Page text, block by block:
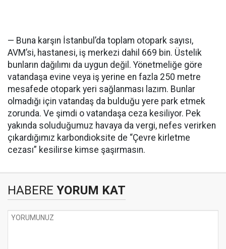
— Buna karşın İstanbul’da toplam otopark sayısı,
AVM’si, hastanesi, iş merkezi dahil 669 bin. Üstelik
bunların dağılımı da uygun değil. Yönetmeliğe göre
vatandaşa evine veya iş yerine en fazla 250 metre
mesafede otopark yeri sağlanması lazım. Bunlar
olmadığı için vatandaş da bulduğu yere park etmek
zorunda. Ve şimdi o vatandaşa ceza kesiliyor. Pek
yakında soluduğumuz havaya da vergi, nefes verirken
çıkardığımız karbondioksite de “Çevre kirletme
cezası” kesilirse kimse şaşırmasın.
HABERE YORUM KAT